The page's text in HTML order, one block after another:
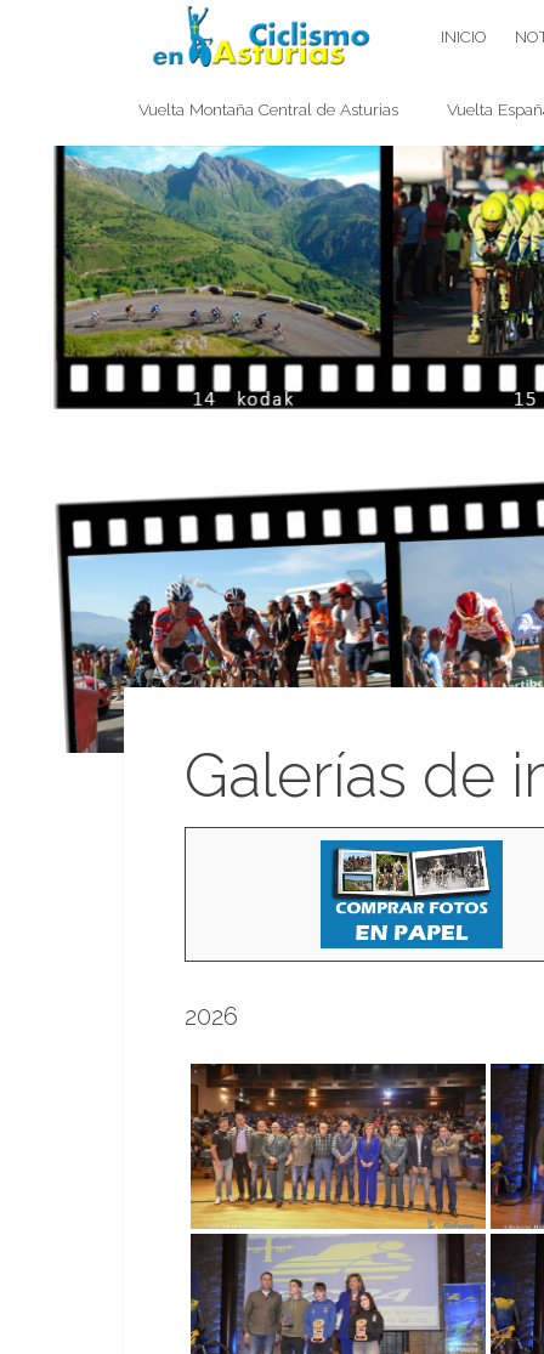
CICLISMO EN ASTURIAS INICIO
Vuelta Montaña Central de Asturias Vuelta
Galerías de
2026